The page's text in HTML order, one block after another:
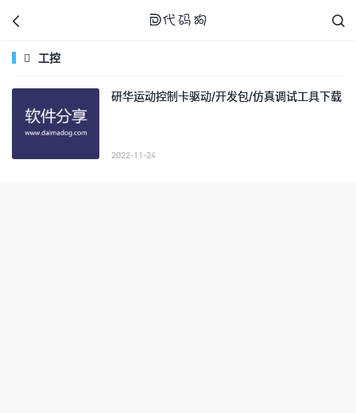

 
 工控
研华运动控制卡驱动/开发包/仿真调试工具下载
2022-11-24